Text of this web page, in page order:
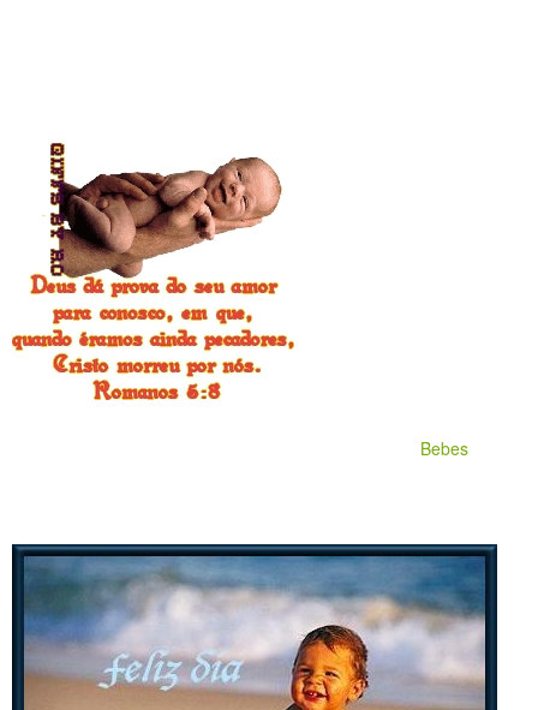
Bebes